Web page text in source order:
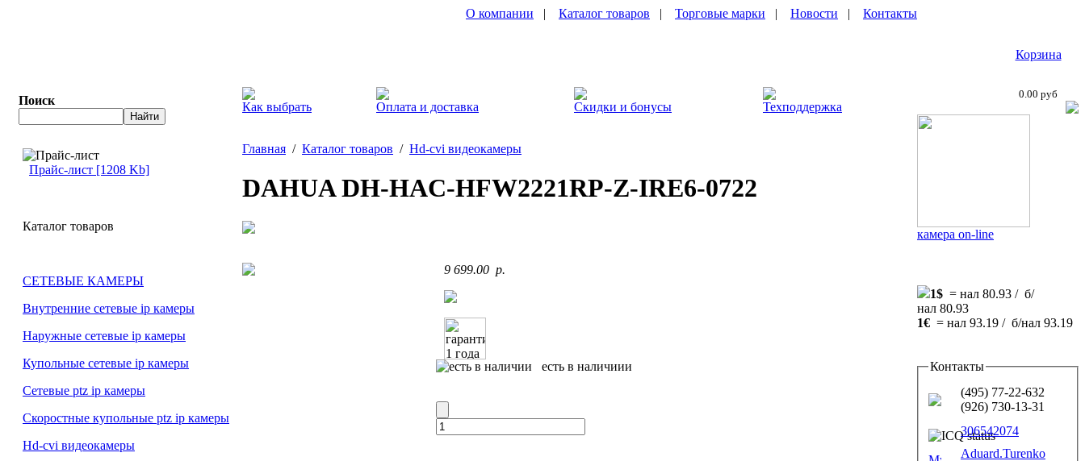
Поиск
О компании | Каталог товаров | Торговые марки | Новости | Контакты
Как выбрать Оплата и доставка Скидки и бонусы Техподдержка
Корзина
0.00 руб
Прайс-лист [1208 Kb]
Каталог товаров
СЕТЕВЫЕ КАМЕРЫ
Внутренние сетевые ip камеры
Наружные сетевые ip камеры
Купольные сетевые ip камеры
Сетевые ptz ip камеры
Скоростные купольные ptz ip камеры
Hd-cvi видеокамеры
Главная / Каталог товаров / Hd-cvi видеокамеры
DAHUA DH-HAC-HFW2221RP-Z-IRE6-0722
9 699.00 p.
есть в наличиии
камера on-line
1$ = нал 80.93 / б/
нал 80.93
1€ = нал 93.19 / б/нал 93.19
Контакты
(495) 77-22-632
(926) 730-13-31
306542074
Aduard.Turenko